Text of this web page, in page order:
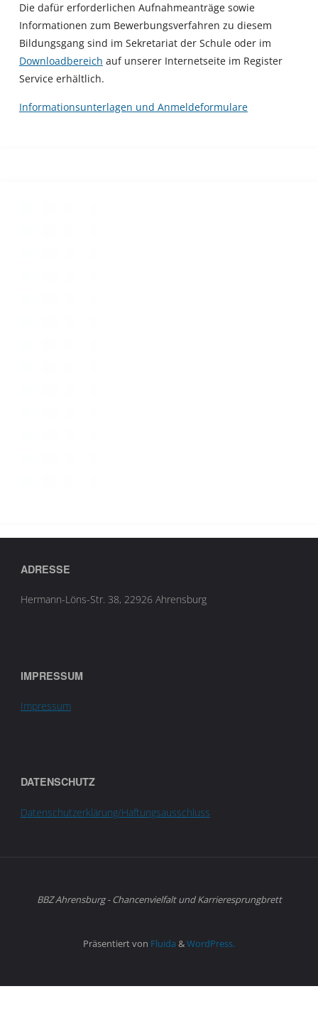
Die dafür erforderlichen Aufnahmeanträge sowie
Informationen zum Bewerbungsverfahren zu diesem
Bildungsgang sind im Sekretariat der Schule oder im
Downloadbereich auf unserer Internetseite im Register
Service erhältlich.
Informationsunterlagen und Anmeldeformulare
ADRESSE
Hermann-Löns-Str. 38, 22926 Ahrensburg
IMPRESSUM
Impressum
DATENSCHUTZ
Datenschutzerklärung/Haftungsausschluss
BBZ Ahrensburg - Chancenvielfalt und Karrieresprungbrett
Präsentiert von Fluida &WordPress.